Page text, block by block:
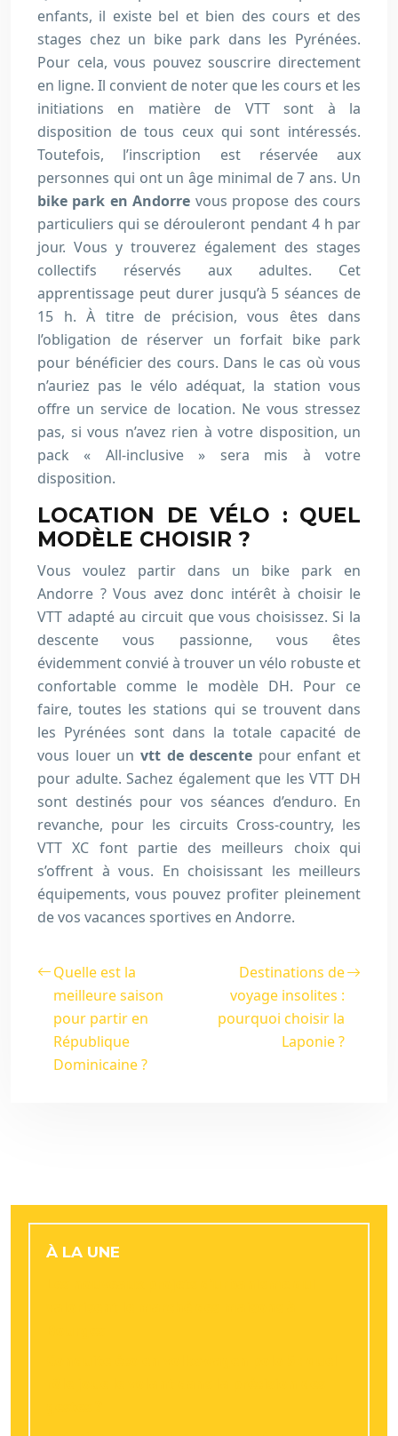
enfants, il existe bel et bien des cours et des
stages chez un bike park dans les Pyrénées.
Pour cela, vous pouvez souscrire directement
en ligne. Il convient de noter que les cours et les
initiations en matière de VTT sont à la
disposition de tous ceux qui sont intéressés.
Toutefois, l’inscription est réservée aux
personnes qui ont un âge minimal de 7 ans. Un
bike park en Andorre vous propose des cours
particuliers qui se dérouleront pendant 4 h par
jour. Vous y trouverez également des stages
collectifs réservés aux adultes. Cet
apprentissage peut durer jusqu’à 5 séances de
15 h. À titre de précision, vous êtes dans
l’obligation de réserver un forfait bike park
pour bénéficier des cours. Dans le cas où vous
n’auriez pas le vélo adéquat, la station vous
offre un service de location. Ne vous stressez
pas, si vous n’avez rien à votre disposition, un
pack « All-inclusive » sera mis à votre
disposition.
LOCATION DE VÉLO : QUEL
MODÈLE CHOISIR ?
Vous voulez partir dans un bike park en
Andorre ? Vous avez donc intérêt à choisir le
VTT adapté au circuit que vous choisissez. Si la
descente vous passionne, vous êtes
évidemment convié à trouver un vélo robuste et
confortable comme le modèle DH. Pour ce
faire, toutes les stations qui se trouvent dans
les Pyrénées sont dans la totale capacité de
vous louer un vtt de descente pour enfant et
pour adulte. Sachez également que les VTT DH
sont destinés pour vos séances d’enduro. En
revanche, pour les circuits Cross-country, les
VTT XC font partie des meilleurs choix qui
s’offrent à vous. En choisissant les meilleurs
équipements, vous pouvez profiter pleinement
de vos vacances sportives en Andorre.
Quelle est la
meilleure saison
pour partir en
République
Dominicaine ?
Destinations de
voyage insolites :
pourquoi choisir la
Laponie ?
À LA UNE